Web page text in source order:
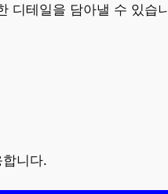
디테일을 담아낼 수 있습
니다.